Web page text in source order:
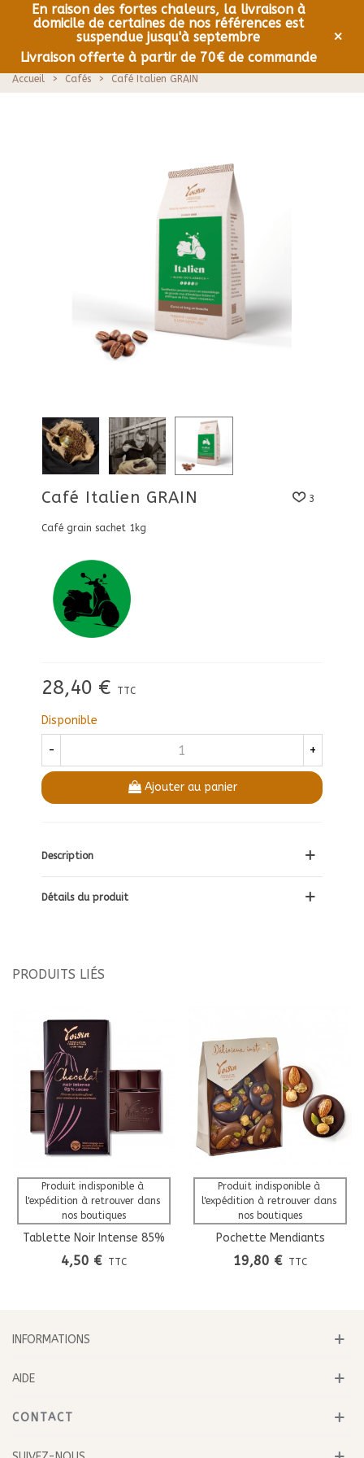
Menu 0
Accueil > Cafés > Café Italien GRAIN
Café Italien GRAIN 3
Café grain sachet 1kg
28,40 € TTC
Disponible
- +
Ajouter au panier
Description
Détails du produit
PRODUITS LIÉS
Produit indisponible à
l'expédition à retrouver dans
nos boutiques
Tablette Noir Intense 85%
Cacao
4,50 € TTC
Produit indisponible à
l'expédition à retrouver dans
nos boutiques
Pochette Mendiants
19,80 € TTC
INFORMATIONS
AIDE
CONTACT
En raison des fortes chaleurs, la livraison à
domicile de certaines de nos références est
suspendue jusqu'à septembre
Livraison offerte à partir de 70€ de commande
×